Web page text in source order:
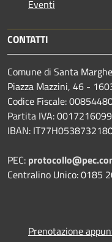
Eventi
CONTATTI
Comune di Santa
Piazza Mazzini, 46 -
Codice Fiscale:
Partita IVA:
IBAN:
PEC:
Centralino Unico: 0185
Prenotazione